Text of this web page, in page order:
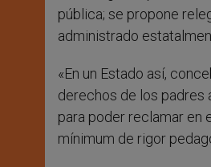
pública; se propone
administrado
«En un Estado así,
derechos de los padres
para poder reclamar en
mínimum de rigor